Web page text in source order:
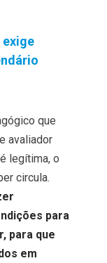
exige
que
avaliador
legítima, o
circula.
para
para que
em